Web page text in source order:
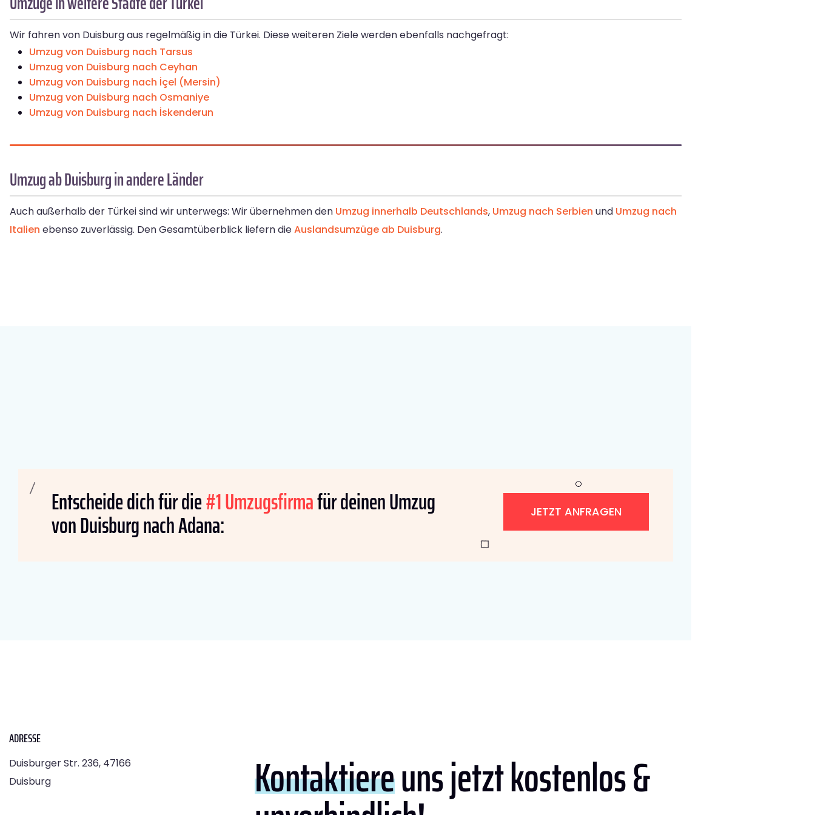
Wir fahren von Duisburg aus regelmäßig in die Türkei. Diese weiteren Ziele werden ebenfalls nachgefragt:
Umzug von Duisburg nach Tarsus
Umzug von Duisburg nach Ceyhan
Umzug von Duisburg nach İçel (Mersin)
Umzug von Duisburg nach Osmaniye
Umzug von Duisburg nach İskenderun
Umzug ab Duisburg in andere Länder
Auch außerhalb der Türkei sind wir unterwegs: Wir übernehmen den Umzug innerhalb Deutschlands, Umzug nach Serbien und Umzug nach
Italien ebenso zuverlässig. Den Gesamtüberblick liefern dieAuslandsumzüge ab Duisburg.
Entscheide dich für die#1 Umzugsfirmafür deinen Umzug
von Duisburg nach Adana: JETZT ANFRAGEN
ADRESSE
Duisburger Str. 236, 47166
Duisburg
Kontaktiereuns jetzt kostenlos &